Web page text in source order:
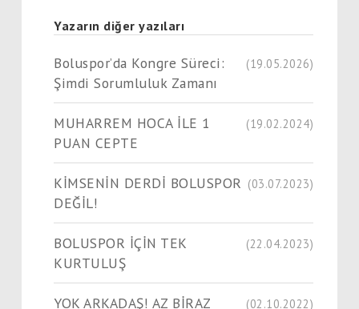
Yazarın diğer yazıları
Boluspor’da Kongre Süreci:
Şimdi Sorumluluk Zamanı
(19.05.2026)
MUHARREM HOCA İLE 1
PUAN CEPTE
(19.02.2024)
KİMSENİN DERDİ BOLUSPOR
DEĞİL!
(03.07.2023)
BOLUSPOR İÇİN TEK
KURTULUŞ
(22.04.2023)
YOK ARKADAŞ! AZ BİRAZ
(02.10.2022)